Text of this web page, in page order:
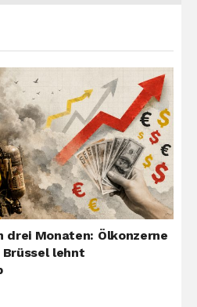
drei Monaten: Ölkonzerne
Brüssel lehnt